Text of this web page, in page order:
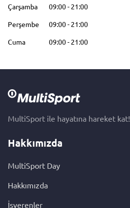
Çarşamba
09:00- 21:00
Perşembe
09:00- 21:00
Cuma
09:00- 21:00
MultiSport ile hayatına hareket kat!
Hakkımızda
MultiSport Day
Hakkımızda
İşverenler